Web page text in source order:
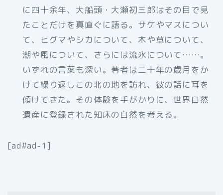
に四十余年、大船頭・大瀬初三郎はその目で見
たことだけを真直ぐに語る。サケやマスについ
て、ヒグマやシカについて、木や草について、
潮や風について、さらには流氷について……。
いずれの言葉も深い。著者は二十年の歳月をか
けて繰り返しこの北の地を訪れ、彼の話に耳を
傾けてきた。その体験を手がかりに、世界自然
遺産に登録された知床の自然を考える。
[ad#ad-1]